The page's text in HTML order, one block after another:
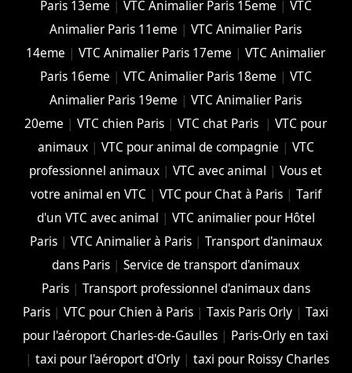
Paris 13eme | VTC Animalier Paris 15eme | VTC
Animalier Paris 11eme |VTC Animalier Paris
14eme |VTC Animalier Paris 17eme |VTC Animalier
Paris 16eme | VTC Animalier Paris 18eme | VTC
Animalier Paris 19eme |VTC Animalier Paris
20eme |VTC chien Paris |VTC chat Paris |VTC pour
animaux| VTC pour animal de compagnie | VTC
professionnel animaux |VTC avec animal |Vous et
votre animal en VTC | VTC pour Chat à Paris| Tarif
d'un VTC avec animal | VTC animalier pour Hôtel
Paris| VTC Animalier à Paris| Transport d'animaux
dans Paris |Service de transport d'animaux
Paris| Transport professionnel d'animaux dans
Paris |VTC pour Chien à Paris |Taxis Paris Orly |Taxi
pour l'aéroport Charles-de-Gaulles | Paris-Orly en taxi
|taxi pour l'aéroport d'Orly |taxi pour Roissy Charles